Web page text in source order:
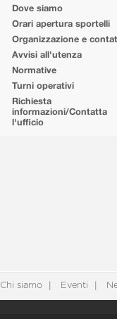
Dove siamo
Orari apertura sportelli
Organizzazione e
Avvisi all'utenza
Normative
Turni operativi
Richiesta
informazioni/Contatta
l'ufficio
Chi siamo Eventi